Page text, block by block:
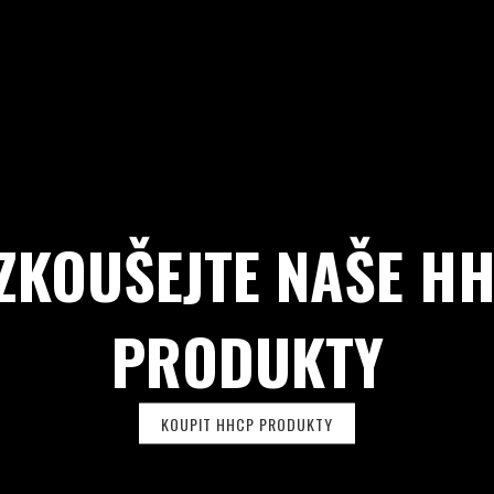
NAŠE
PRODUKTY
KOUPIT HHCP PRODUKTY